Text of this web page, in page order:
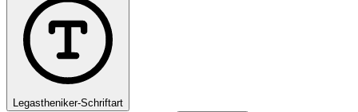
Legastheniker-Schriftart